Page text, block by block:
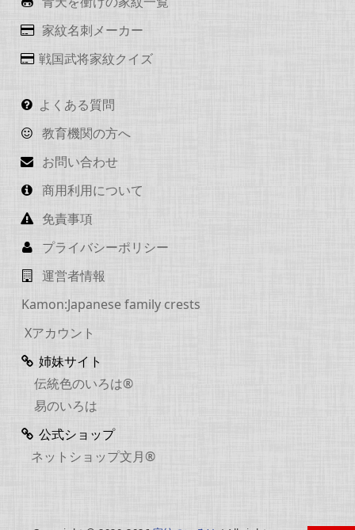
家紋名刺メーカー
戦国武将家紋クイズ
よくある質問
教育機関の方へ
お問い合わせ
商用利用について
免責事項
プライバシーポリシー
運営者情報
Kamon:Japanese family crests
Xアカウント
姉妹サイト
伝統色のいろは®
易のいろは
公式ショップ
ネットショップ文月®